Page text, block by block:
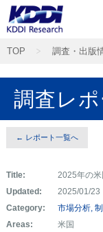
TOP 調査・出版
調査レ
← レポート一覧へ
Title:
2025年の
Updated:
2025/01/23
Category:
市場分析
Areas:
米国